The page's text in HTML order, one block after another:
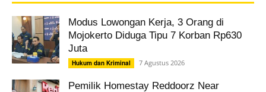
Modus Lowongan Kerja, 3 Orang di
Mojokerto Diduga Tipu 7 Korban Rp630
Juta
Hukum dan Kriminal 7 Agustus 2026
Pemilik Homestay Reddoorz Near